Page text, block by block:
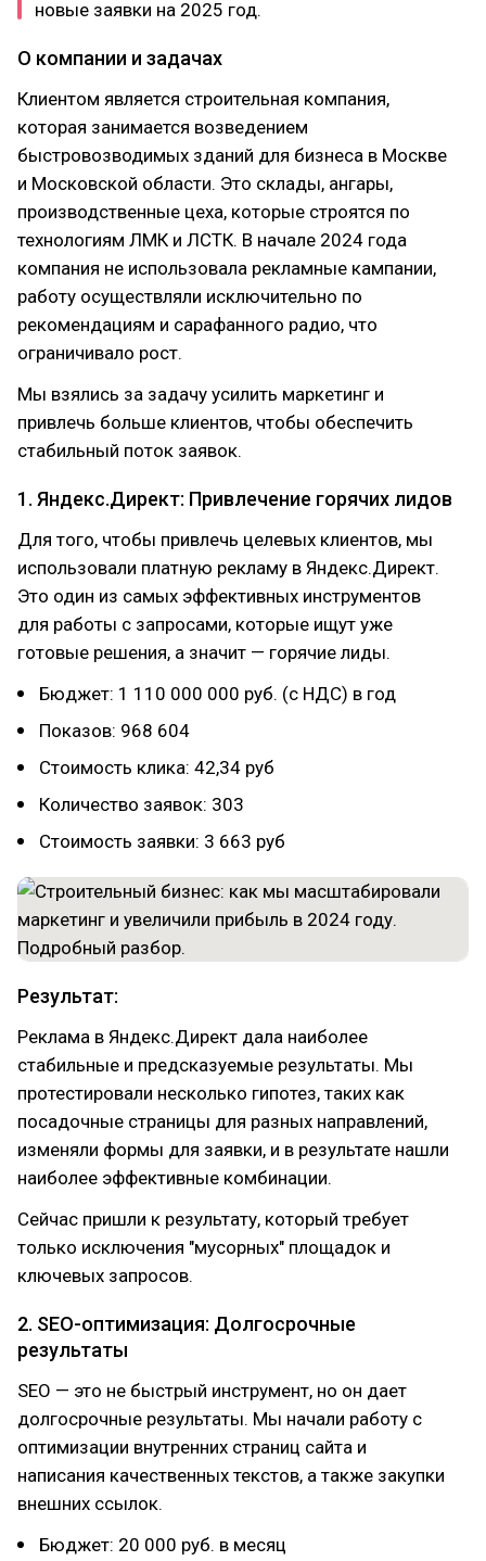
новые заявки на 2025 год.
О компании и задачах
Клиентом является строительная компания,
которая занимается возведением
быстровозводимых зданий для бизнеса в Москве
и Московской области. Это склады, ангары,
производственные цеха, которые строятся по
технологиям ЛМК и ЛСТК. В начале 2024 года
компания не использовала рекламные кампании,
работу осуществляли исключительно по
рекомендациям и сарафанного радио, что
ограничивало рост.
Мы взялись за задачу усилить маркетинг и
привлечь больше клиентов, чтобы обеспечить
стабильный поток заявок.
1. Яндекс.Директ: Привлечение горячих лидов
Для того, чтобы привлечь целевых клиентов, мы
использовали платную рекламу в Яндекс.Директ.
Это один из самых эффективных инструментов
для работы с запросами, которые ищут уже
готовые решения, а значит — горячие лиды.
Бюджет: 1 110 000 000 руб. (с НДС) в год
Показов: 968 604
Стоимость клика: 42,34 руб
Количество заявок: 303
Стоимость заявки: 3 663 руб
Результат:
Реклама в Яндекс.Директ дала наиболее
стабильные и предсказуемые результаты. Мы
протестировали несколько гипотез, таких как
посадочные страницы для разных направлений,
изменяли формы для заявки, и в результате нашли
наиболее эффективные комбинации.
Сейчас пришли к результату, который требует
только исключения "мусорных" площадок и
ключевых запросов.
2. SEO-оптимизация: Долгосрочные
результаты
SEO — это не быстрый инструмент, но он дает
долгосрочные результаты. Мы начали работу с
оптимизации внутренних страниц сайта и
написания качественных текстов, а также закупки
внешних ссылок.
Бюджет: 20 000 руб. в месяц